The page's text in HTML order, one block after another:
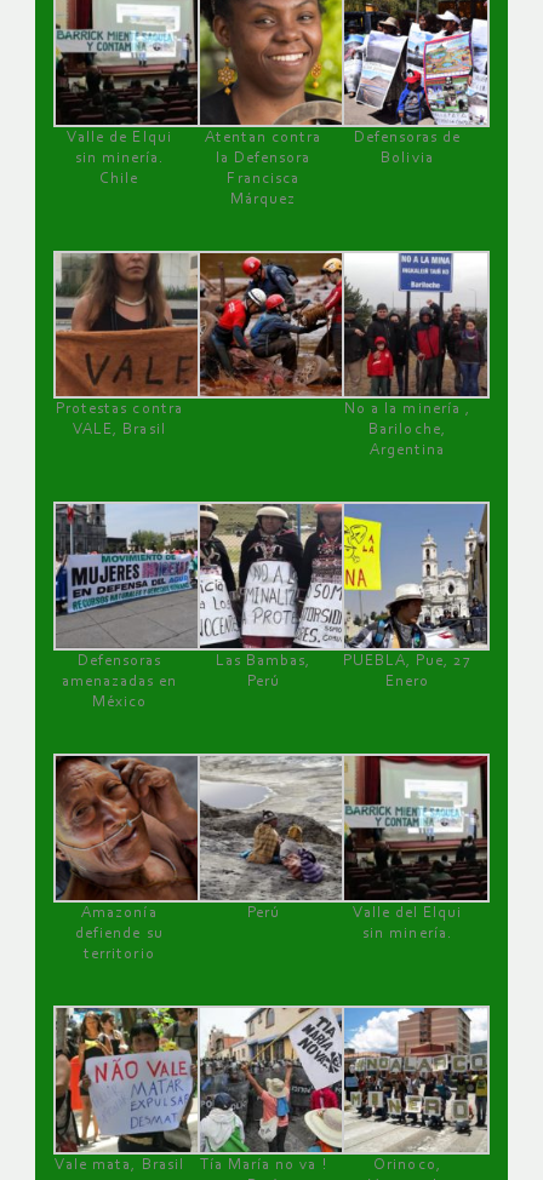
Valle de Elqui
sin minería.
Chile
Atentan contra
la Defensora
Francisca
Márquez
Defensoras de
Bolivia
Protestas contra
VALE, Brasil
No a la minería ,
Bariloche,
Argentina
Defensoras
amenazadas en
México
Las Bambas,
Perú
PUEBLA, Pue, 27
Enero
Amazonía
defiende su
territorio
Perú
Valle del Elqui
sin minería.
Vale mata, Brasil
Tía María no va !
Orinoco,